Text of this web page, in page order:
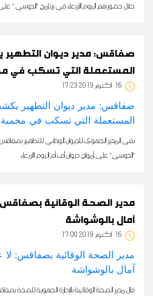
خلال حضورهم اليوم الأربعاء في برنامج 'الدوسي '
صفاقس: مدير ديوان
المستعملة التي تسكب في
16 17:23 2019 أكتوبر
نفى المدير الجهوي للديوان الوطني للتطهير
'الدوسي' على أمواج ديوان أف أم اليوم الأربعاء
مدير الصحة الوقائية بصفاقس:
آمال بالوشواشة
16 17:00 2019 أكتوبر
قال مدير الصحة الوقائية بالإدارة الجهوية للصحة